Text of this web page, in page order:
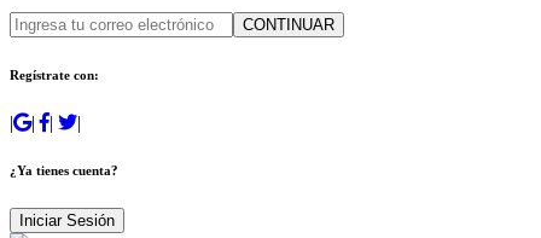
CONTINUAR
Regístrate con:
| | | |
¿Ya tienes cuenta?
Iniciar Sesión